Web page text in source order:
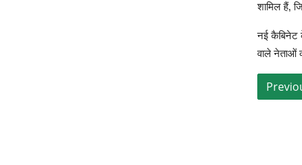
शामिल हैं,
नई कैबिनेट
वाले नेताओं